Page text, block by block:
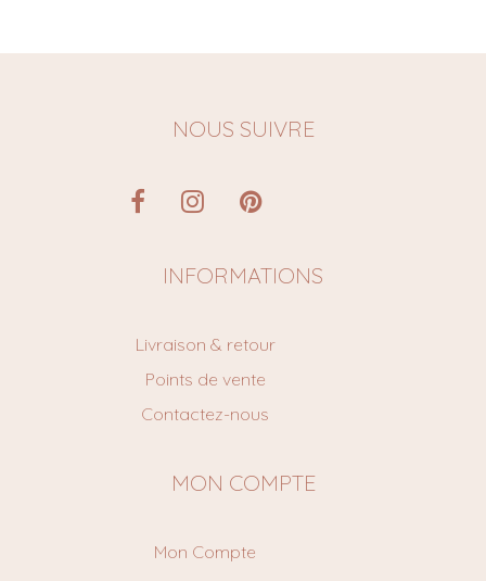
NOUS SUIVRE
INFORMATIONS
Livraison & retour
Points de vente
Contactez-nous
MON COMPTE
Mon Compte